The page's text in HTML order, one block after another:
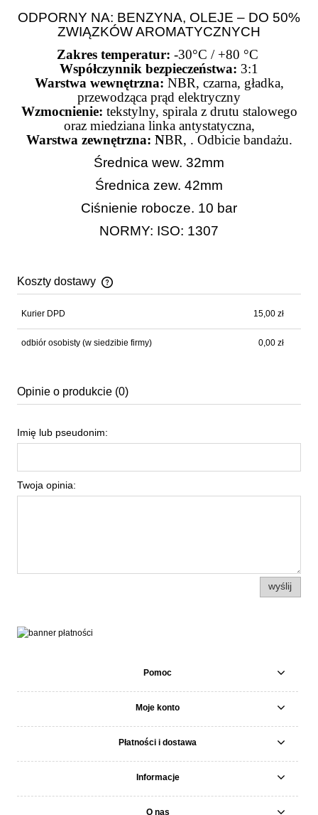
ODPORNY NA: BENZYNA, OLEJE – DO 50%
ZWIĄZKÓW AROMATYCZNYCH
Zakres temperatur: -30°C / +80 °C
Współczynnik bezpieczeństwa: 3:1
Warstwa wewnętrzna: NBR, czarna, gładka,
przewodząca prąd elektryczny
Wzmocnienie: tekstylny, spirala z drutu stalowego
oraz miedziana linka antystatyczna,
Warstwa zewnętrzna: NBR, . Odbicie bandażu.
Średnica wew. 32mm
Średnica zew. 42mm
Ciśnienie robocze. 10 bar
NORMY: ISO: 1307
Koszty dostawy
Cena nie zawiera ewentualnych kosztów płatności
Kurier DPD 15,00 zł
odbiór osobisty (w siedzibie firmy) 0,00 zł
Opinie o produkcie (0)
Imię lub pseudonim:
Twoja opinia:
wyślij
Pomoc
Moje konto
Płatności i dostawa
Informacje
O nas